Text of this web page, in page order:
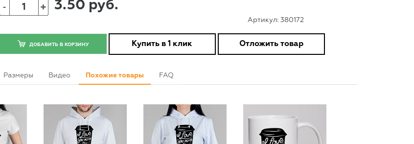
- + 3.50 руб.
Артикул: 380172
ДОБАВИТЬ В КОРЗИНУ Купить в 1 клик Отложить товар
Размеры Видео Похожие товары FAQ